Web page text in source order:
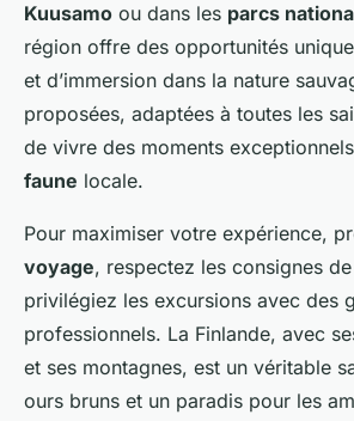
Kuusamo ou dans les parcs
région offre des opportunités
et d’immersion dans la nature
proposées, adaptées à toutes les
de vivre des moments
faune locale.
Pour maximiser votre expérience,
voyage, respectez les consignes
privilégiez les excursions avec des
professionnels. La Finlande, avec
et ses montagnes, est un véritable
ours bruns et un paradis pour les